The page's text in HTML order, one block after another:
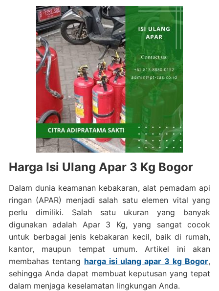
Harga Isi Ulang Apar 3 Kg Bogor
Dalam dunia keamanan kebakaran, alat pemadam api
ringan (APAR) menjadi salah satu elemen vital yang
perlu dimiliki. Salah satu ukuran yang banyak
digunakan adalah Apar 3 Kg, yang sangat cocok
untuk berbagai jenis kebakaran kecil, baik di rumah,
kantor, maupun tempat umum. Artikel ini akan
membahas tentang harga isi ulang apar 3 kg Bogor,
sehingga Anda dapat membuat keputusan yang tepat
dalam menjaga keselamatan lingkungan Anda.